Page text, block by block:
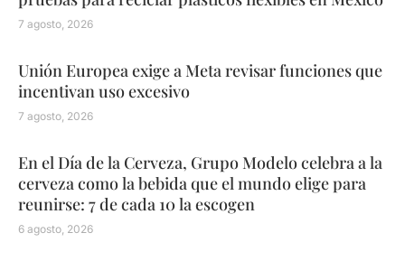
7 agosto, 2026
Unión Europea exige a Meta revisar funciones que
incentivan uso excesivo
7 agosto, 2026
En el Día de la Cerveza, Grupo Modelo celebra a la
cerveza como la bebida que el mundo elige para
reunirse: 7 de cada 10 la escogen
6 agosto, 2026